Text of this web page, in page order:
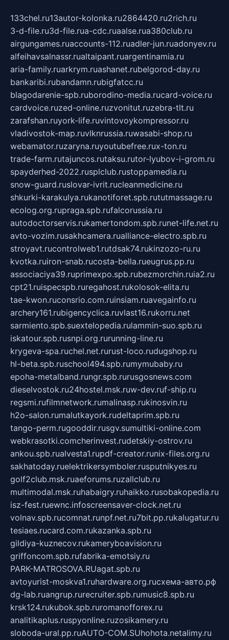
133chel.ru13autor-kolonka.ru2864420.ru2rich.ru
3-d-file.ru3d-file.rua-cdc.ruaalse.rua380club.ru
airgungames.ruaccounts-112.ruadler-jun.ruadonyev.ru
alfeihavsalnassr.rualtaipant.ruargentinamia.ru
aria-family.ruarkrym.ruashanet.rubelgorod-day.ru
bankaribi.rubandamn.rubigfatcc.ru
blagodarenie-spb.ruborodino-media.rucard-voice.ru
cardvoice.ruzed-online.ruzvonitut.ruzebra-tlt.ru
zarafshan.ruyork-life.ruvintovoykompressor.ru
vladivostok-map.ruvlknrussia.ruwasabi-shop.ru
webamator.ruzaryna.ruyoutubefree.rux-ton.ru
trade-farm.rutajuncos.rutaksu.rutor-lyubov-i-grom.ru
spayderhed-2022.rusplclub.rustoppamedia.ru
snow-guard.ruslovar-ivrit.rucleanmedicine.ru
shkurki-karakulya.rukanotiforet.spb.rututmassage.ru
ecolog.org.rupraga.spb.rufalcorussia.ru
autodoctorservis.rukamertondom.spb.runet-life.net.ru
avto-vozim.rusakhcamera.rualliance-electro.spb.ru
stroyavt.rucontrolweb1.rutdsak74.rukinzozo-ru.ru
kvotka.ruiron-snab.rucosta-bella.rueugrus.pp.ru
associaciya39.ruprimexpo.spb.rubezmorchin.ruia2.ru
cpt21.ruispecspb.ruregahost.rukolosok-elita.ru
tae-kwon.ruconsrio.com.ruinsiam.ruavegainfo.ru
archery161.rubigencyclica.ruvlast16.rukorru.net
sarmiento.spb.suextelopedia.rulammin-suo.spb.ru
iskatour.spb.rusnpi.org.rurunning-line.ru
krygeva-spa.ruchel.net.rurust-loco.rudugshop.ru
hl-beta.spb.ruschool494.spb.rumymubaby.ru
epoha-metalband.rungr.spb.rurusgosnews.com
dieselvostok.ru24hostel.msk.ruw-dev.ruf-ship.ru
regsmi.rufilmnetwork.rumalinasp.rukinosvin.ru
h2o-salon.rumalutkayork.rudeltaprim.spb.ru
tango-perm.rugooddir.rusgv.sumultiki-online.com
webkrasotki.comcherinvest.rudetskiy-ostrov.ru
ankou.spb.rualvesta1.rupdf-creator.runix-files.org.ru
sakhatoday.ruelektrikersymboler.rusputnikyes.ru
golf2club.msk.ruaeforums.ruzallclub.ru
multimodal.msk.ruhabaigry.ruhaikko.rusobakopedia.ru
isz-fest.ruewnc.infoscreensaver-clock.net.ru
volnav.spb.rucomnat.runpf.net.ru7bit.pp.rukalugatur.ru
tesiaes.rucard.com.rukazanka.spb.ru
gildiya-kuznecov.rukameryboavision.ru
griffoncom.spb.rufabrika-emotsiy.ru
PARK-MATROSOVA.RUagat.spb.ru
avtoyurist-moskva1.ruhardware.org.ruсхема-авто.рф
dg-lab.ruangrup.rurecruiter.spb.rumusic8.spb.ru
krsk124.rukubok.spb.ruromanofforex.ru
analitikaplus.ruspyonline.ruzosikamery.ru
sloboda-ural.pp.ruAUTO-COM.SUhohota.netalimy.ru